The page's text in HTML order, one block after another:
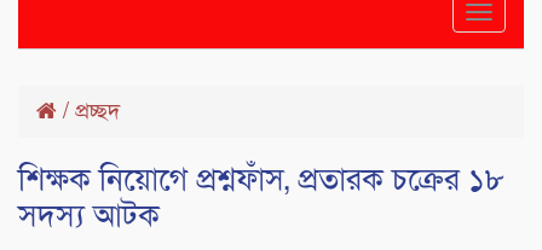
Toggle
/ প্রচ্ছদ
শিক্ষক নিয়োগে প্রশ্নফাঁস, প্রতারক চক্রের ১৮
সদস্য আটক